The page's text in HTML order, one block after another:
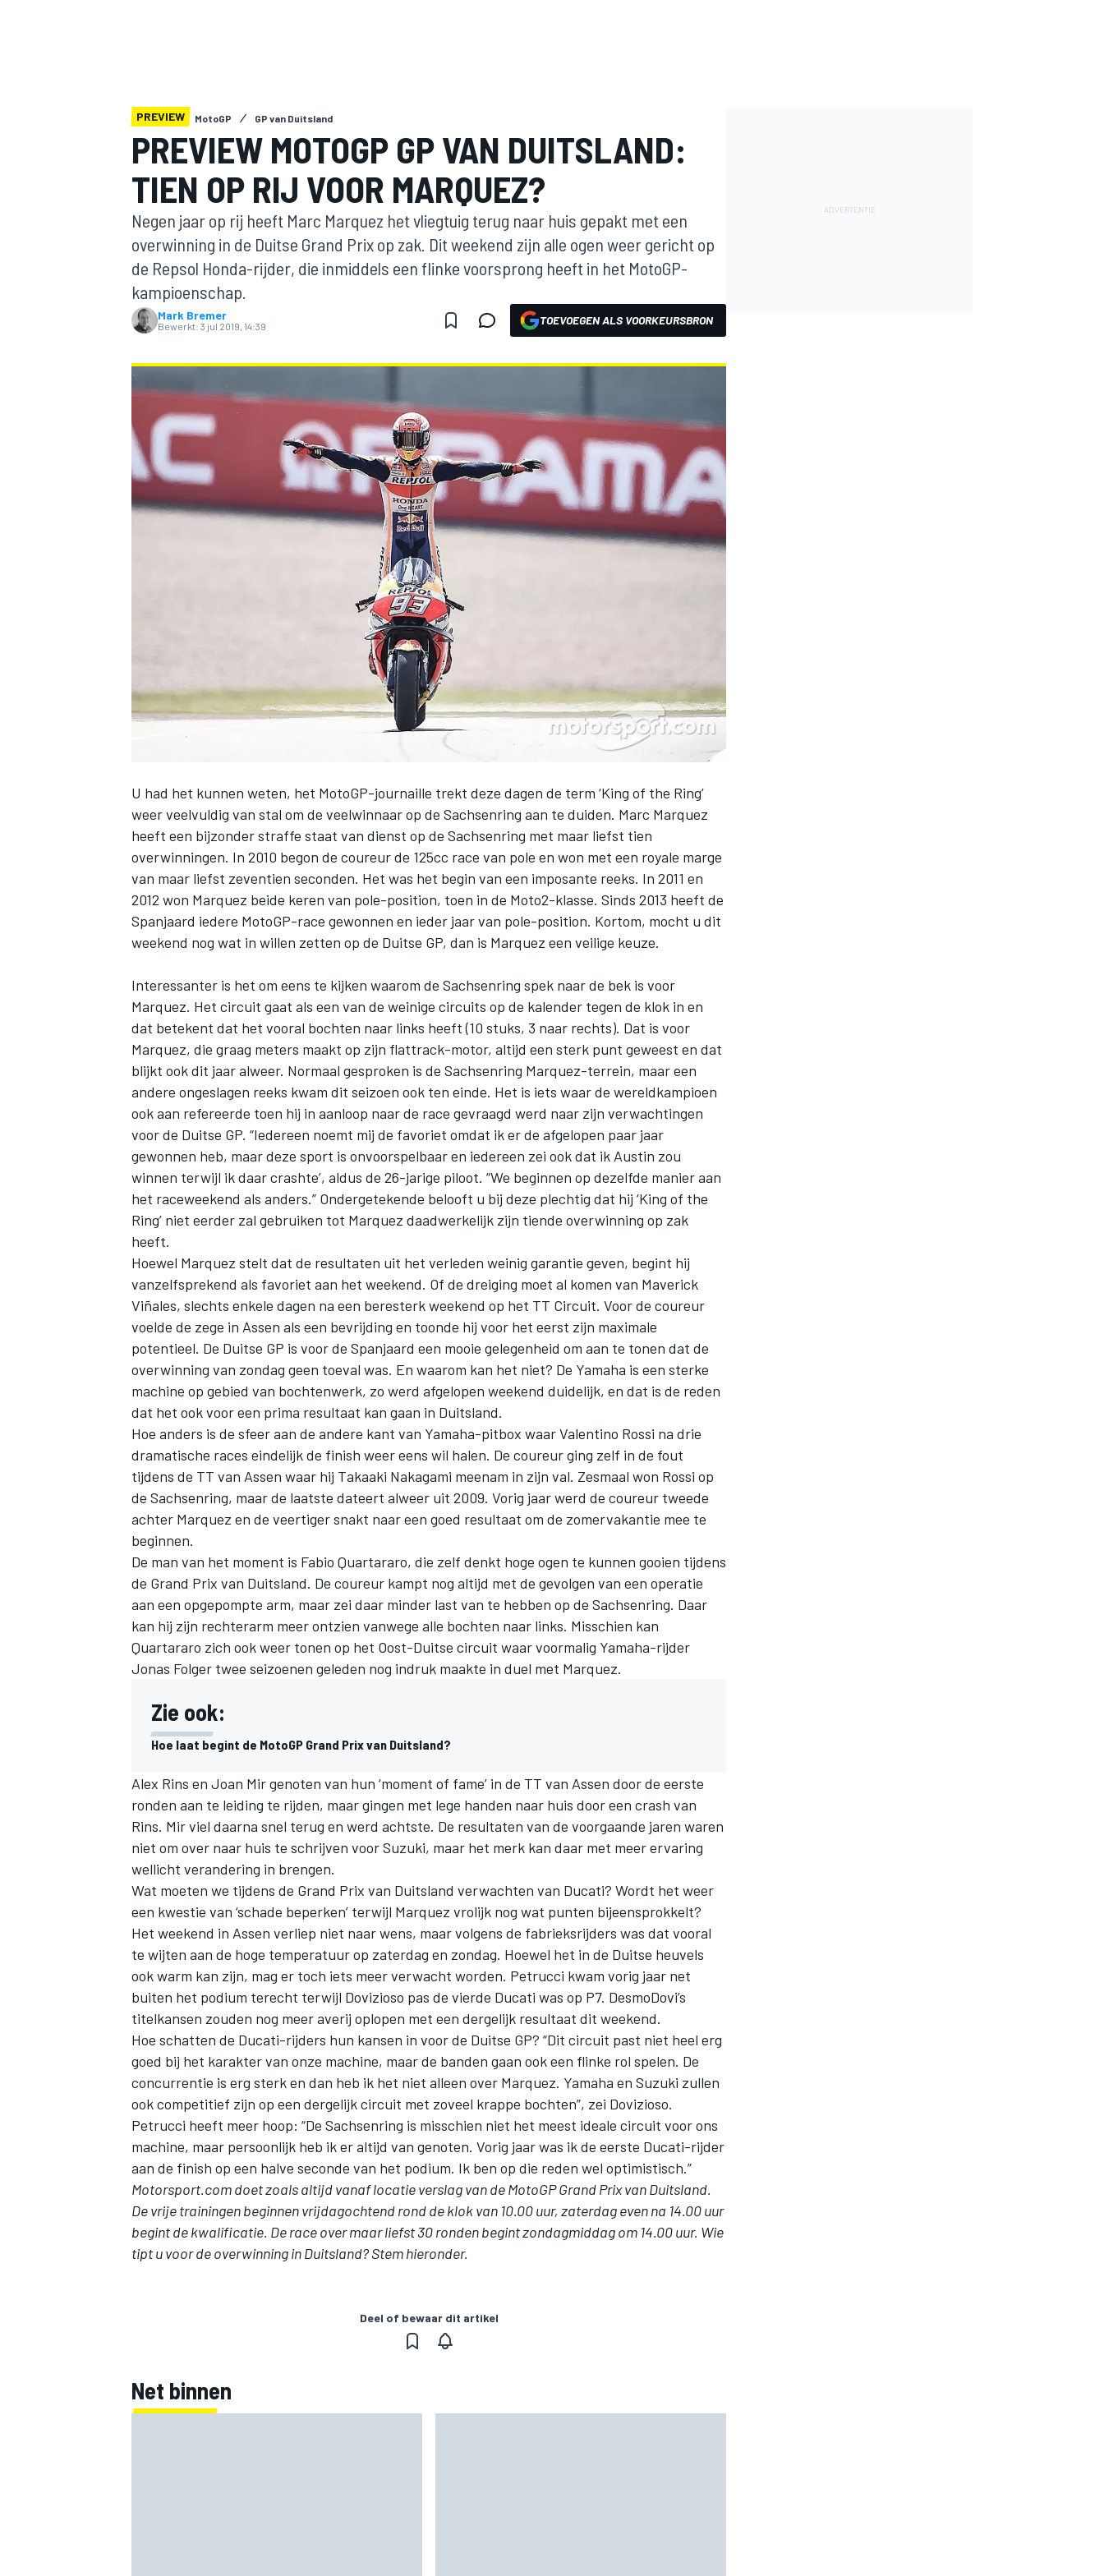
MOTOGP
INDYCAR
MEER RACEKLASSEN
PREVIEW MotoGP GP van Duitsland
PREVIEW MOTOGP GP VAN DUITSLAND:
TIEN OP RIJ VOOR MARQUEZ?
Negen jaar op rij heeft Marc Marquez het vliegtuig terug naar huis gepakt met een
overwinning in de Duitse Grand Prix op zak. Dit weekend zijn alle ogen weer gericht op
de Repsol Honda-rijder, die inmiddels een flinke voorsprong heeft in het MotoGP-
kampioenschap.
Mark Bremer
Bewerkt: 3 jul 2019, 14:39 TOEVOEGEN ALS VOORKEURSBRON
U had het kunnen weten, het MotoGP-journaille trekt deze dagen de term ‘King of the Ring’
weer veelvuldig van stal om de veelwinnaar op de Sachsenring aan te duiden. Marc Marquez
heeft een bijzonder straffe staat van dienst op de Sachsenring met maar liefst tien
overwinningen. In 2010 begon de coureur de 125cc race van pole en won met een royale marge
van maar liefst zeventien seconden. Het was het begin van een imposante reeks. In 2011 en
2012 won Marquez beide keren van pole-position, toen in de Moto2-klasse. Sinds 2013 heeft de
Spanjaard iedere MotoGP-race gewonnen en ieder jaar van pole-position. Kortom, mocht u dit
weekend nog wat in willen zetten op de Duitse GP, dan is Marquez een veilige keuze.
Interessanter is het om eens te kijken waarom de Sachsenring spek naar de bek is voor
Marquez. Het circuit gaat als een van de weinige circuits op de kalender tegen de klok in en
dat betekent dat het vooral bochten naar links heeft (10 stuks, 3 naar rechts). Dat is voor
Marquez, die graag meters maakt op zijn flattrack-motor, altijd een sterk punt geweest en dat
blijkt ook dit jaar alweer. Normaal gesproken is de Sachsenring Marquez-terrein, maar een
andere ongeslagen reeks kwam dit seizoen ook ten einde. Het is iets waar de wereldkampioen
ook aan refereerde toen hij in aanloop naar de race gevraagd werd naar zijn verwachtingen
voor de Duitse GP. “Iedereen noemt mij de favoriet omdat ik er de afgelopen paar jaar
gewonnen heb, maar deze sport is onvoorspelbaar en iedereen zei ook dat ik Austin zou
winnen terwijl ik daar crashte’, aldus de 26-jarige piloot. “We beginnen op dezelfde manier aan
het raceweekend als anders.” Ondergetekende belooft u bij deze plechtig dat hij ‘King of the
Ring’ niet eerder zal gebruiken tot Marquez daadwerkelijk zijn tiende overwinning op zak
heeft.
Hoewel Marquez stelt dat de resultaten uit het verleden weinig garantie geven, begint hij
vanzelfsprekend als favoriet aan het weekend. Of de dreiging moet al komen van Maverick
Viñales, slechts enkele dagen na een beresterk weekend op het TT Circuit. Voor de coureur
voelde de zege in Assen als een bevrijding en toonde hij voor het eerst zijn maximale
potentieel. De Duitse GP is voor de Spanjaard een mooie gelegenheid om aan te tonen dat de
overwinning van zondag geen toeval was. En waarom kan het niet? De Yamaha is een sterke
machine op gebied van bochtenwerk, zo werd afgelopen weekend duidelijk, en dat is de reden
dat het ook voor een prima resultaat kan gaan in Duitsland.
Hoe anders is de sfeer aan de andere kant van Yamaha-pitbox waar Valentino Rossi na drie
dramatische races eindelijk de finish weer eens wil halen. De coureur ging zelf in de fout
tijdens de TT van Assen waar hij Takaaki Nakagami meenam in zijn val. Zesmaal won Rossi op
de Sachsenring, maar de laatste dateert alweer uit 2009. Vorig jaar werd de coureur tweede
achter Marquez en de veertiger snakt naar een goed resultaat om de zomervakantie mee te
beginnen.
De man van het moment is Fabio Quartararo, die zelf denkt hoge ogen te kunnen gooien tijdens
de Grand Prix van Duitsland. De coureur kampt nog altijd met de gevolgen van een operatie
aan een opgepompte arm, maar zei daar minder last van te hebben op de Sachsenring. Daar
kan hij zijn rechterarm meer ontzien vanwege alle bochten naar links. Misschien kan
Quartararo zich ook weer tonen op het Oost-Duitse circuit waar voormalig Yamaha-rijder
Jonas Folger twee seizoenen geleden nog indruk maakte in duel met Marquez.
Zie ook:
Hoe laat begint de MotoGP Grand Prix van Duitsland?
Alex Rins en Joan Mir genoten van hun ‘moment of fame’ in de TT van Assen door de eerste
ronden aan te leiding te rijden, maar gingen met lege handen naar huis door een crash van
Rins. Mir viel daarna snel terug en werd achtste. De resultaten van de voorgaande jaren waren
niet om over naar huis te schrijven voor Suzuki, maar het merk kan daar met meer ervaring
wellicht verandering in brengen.
Wat moeten we tijdens de Grand Prix van Duitsland verwachten van Ducati? Wordt het weer
een kwestie van ‘schade beperken’ terwijl Marquez vrolijk nog wat punten bijeensprokkelt?
Het weekend in Assen verliep niet naar wens, maar volgens de fabrieksrijders was dat vooral
te wijten aan de hoge temperatuur op zaterdag en zondag. Hoewel het in de Duitse heuvels
ook warm kan zijn, mag er toch iets meer verwacht worden. Petrucci kwam vorig jaar net
buiten het podium terecht terwijl Dovizioso pas de vierde Ducati was op P7. DesmoDovi’s
titelkansen zouden nog meer averij oplopen met een dergelijk resultaat dit weekend.
Hoe schatten de Ducati-rijders hun kansen in voor de Duitse GP? “Dit circuit past niet heel erg
goed bij het karakter van onze machine, maar de banden gaan ook een flinke rol spelen. De
concurrentie is erg sterk en dan heb ik het niet alleen over Marquez. Yamaha en Suzuki zullen
ook competitief zijn op een dergelijk circuit met zoveel krappe bochten”, zei Dovizioso.
Petrucci heeft meer hoop: “De Sachsenring is misschien niet het meest ideale circuit voor ons
machine, maar persoonlijk heb ik er altijd van genoten. Vorig jaar was ik de eerste Ducati-rijder
aan de finish op een halve seconde van het podium. Ik ben op die reden wel optimistisch.”
Motorsport.com doet zoals altijd vanaf locatie verslag van de MotoGPGrand Prix van Duitsland.
De vrije trainingen beginnen vrijdagochtend rond de klok van 10.00 uur, zaterdag even na 14.00 uur
begint de kwalificatie. De race over maar liefst 30 ronden begint zondagmiddag om 14.00 uur. Wie
tipt u voor de overwinning in Duitsland? Stem hieronder.
Deel of bewaar dit artikel
Net binnen